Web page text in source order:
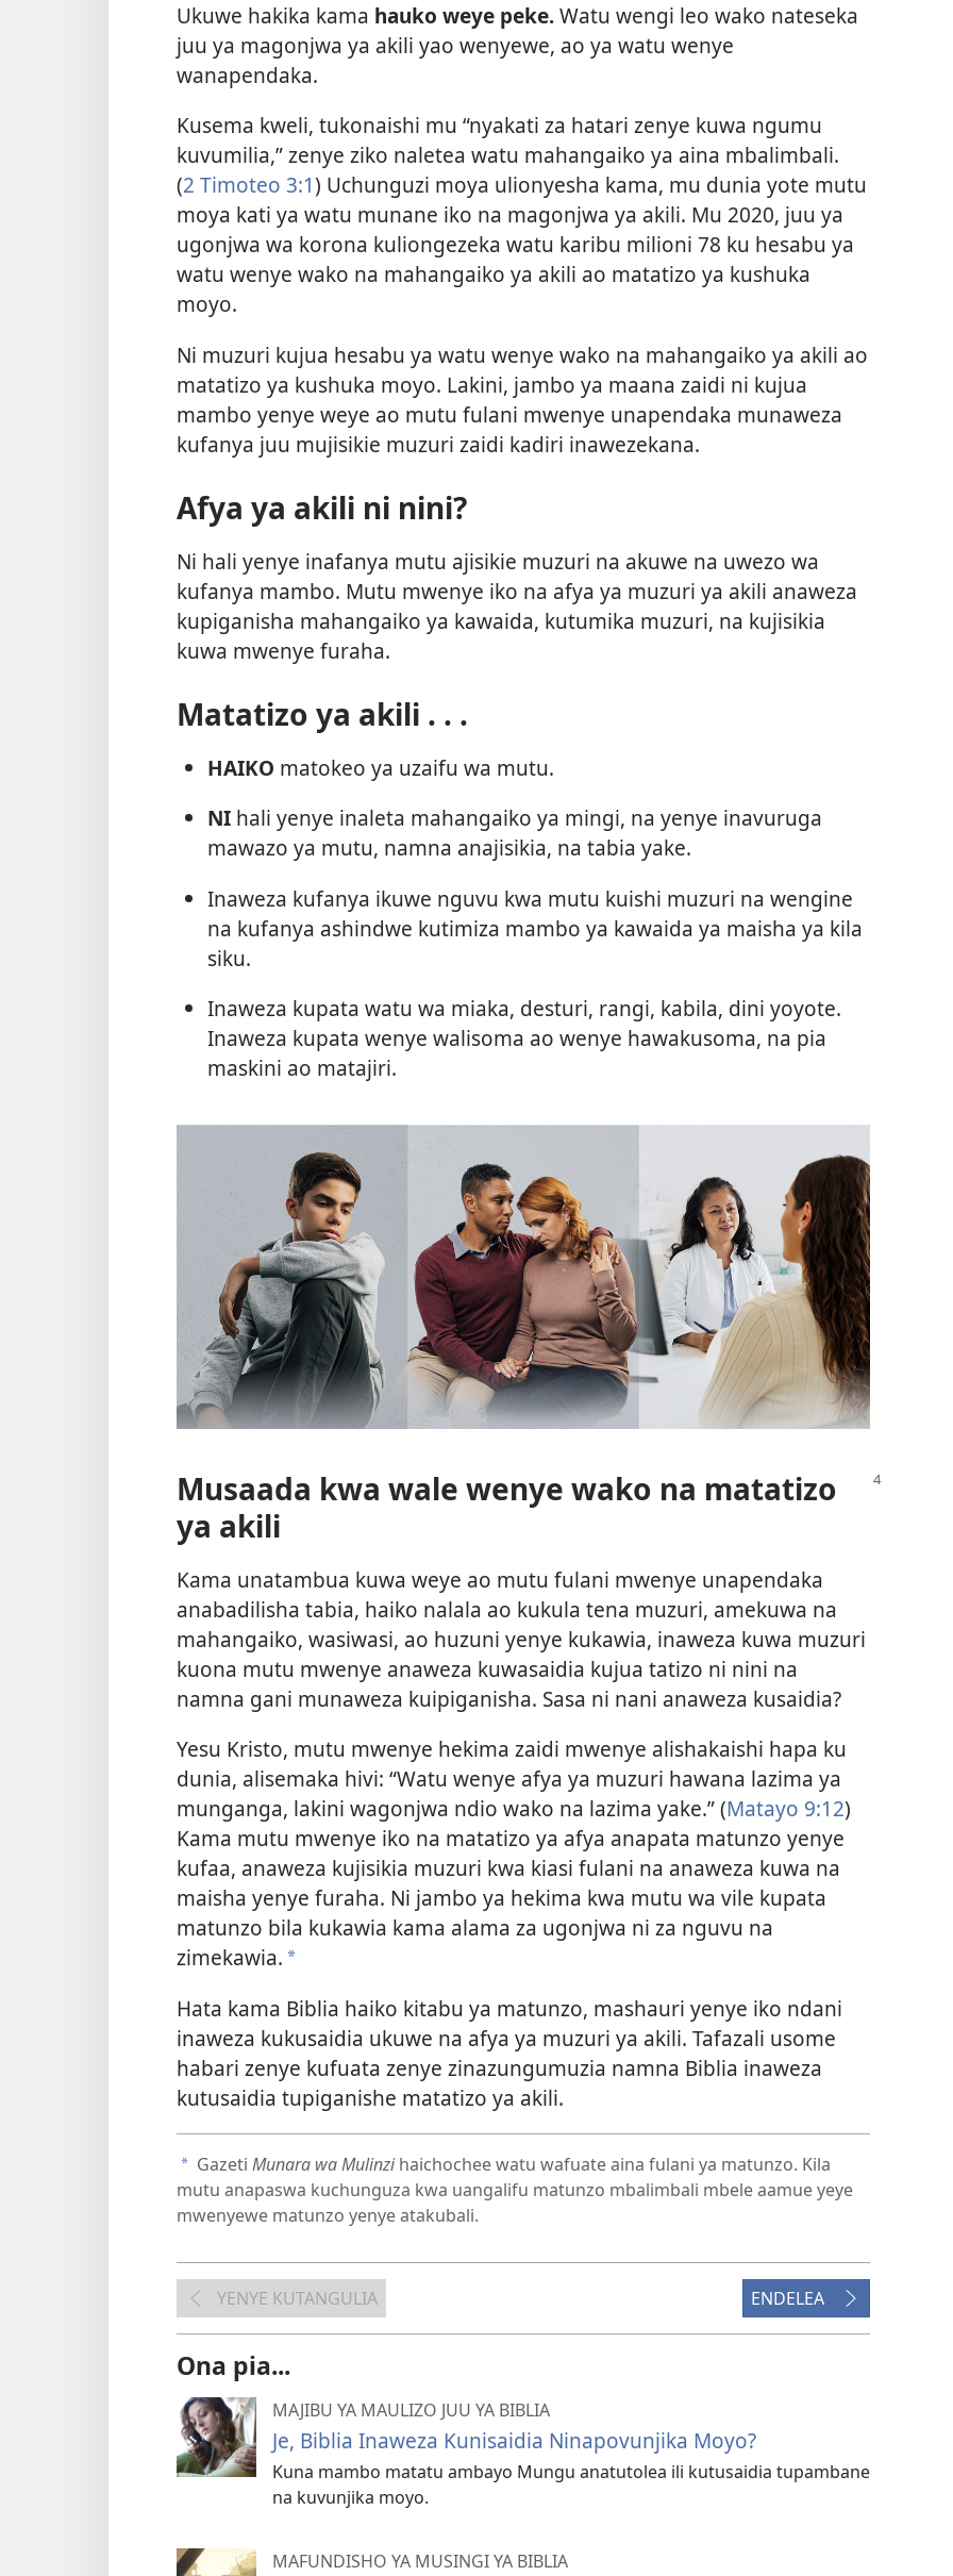
Ukuwe hakika kama hauko weye peke.Watu wengi leo wako nateseka
juu ya magonjwa ya akili yao wenyewe, ao ya watu wenye
wanapendaka.
Kusema kweli, tukonaishi mu “nyakati za hatari zenye kuwa ngumu
kuvumilia,” zenye ziko naletea watu mahangaiko ya aina mbalimbali.
(2 Timoteo 3:1) Uchunguzi moya ulionyesha kama, mu dunia yote mutu
moya kati ya watu munane iko na magonjwa ya akili. Mu 2020, juu ya
ugonjwa wa korona kuliongezeka watu karibu milioni 78 ku hesabu ya
watu wenye wako na mahangaiko ya akili ao matatizo ya kushuka
moyo.
Ni muzuri kujua hesabu ya watu wenye wako na mahangaiko ya akili ao
matatizo ya kushuka moyo. Lakini, jambo ya maana zaidi ni kujua
mambo yenye weye ao mutu fulani mwenye unapendaka munaweza
kufanya juu mujisikie muzuri zaidi kadiri inawezekana.
Afya ya akili ni nini?
Ni hali yenye inafanya mutu ajisikie muzuri na akuwe na uwezo wa
kufanya mambo. Mutu mwenye iko na afya ya muzuri ya akili anaweza
kupiganisha mahangaiko ya kawaida, kutumika muzuri, na kujisikia
kuwa mwenye furaha.
Matatizo ya akili . . .
HAIKO matokeo ya uzaifu wa mutu.
NIhali yenye inaleta mahangaiko ya mingi, na yenye inavuruga
mawazo ya mutu, namna anajisikia, na tabia yake.
Inaweza kufanya ikuwe nguvu kwa mutu kuishi muzuri na wengine
na kufanya ashindwe kutimiza mambo ya kawaida ya maisha ya kila
siku.
Inaweza kupata watu wa miaka, desturi, rangi, kabila, dini yoyote.
Inaweza kupata wenye walisoma ao wenye hawakusoma, na pia
maskini ao matajiri.
Musaada kwa wale wenye wako na matatizo
ya akili
Kama unatambua kuwa weye ao mutu fulani mwenye unapendaka
anabadilisha tabia, haiko nalala ao kukula tena muzuri, amekuwa na
mahangaiko, wasiwasi, ao huzuni yenye kukawia, inaweza kuwa muzuri
kuona mutu mwenye anaweza kuwasaidia kujua tatizo ni nini na
namna gani munaweza kuipiganisha. Sasa ni nani anaweza kusaidia?
Yesu Kristo, mutu mwenye hekima zaidi mwenye alishakaishi hapa ku
dunia, alisemaka hivi: “Watu wenye afya ya muzuri hawana lazima ya
munganga, lakini wagonjwa ndio wako na lazima yake.” (Matayo 9:12)
Kama mutu mwenye iko na matatizo ya afya anapata matunzo yenye
kufaa, anaweza kujisikia muzuri kwa kiasi fulani na anaweza kuwa na
maisha yenye furaha. Ni jambo ya hekima kwa mutu wa vile kupata
matunzo bila kukawia kama alama za ugonjwa ni za nguvu na
zimekawia. a
Hata kama Biblia haiko kitabu ya matunzo, mashauri yenye iko ndani
inaweza kukusaidia ukuwe na afya ya muzuri ya akili. Tafazali usome
habari zenye kufuata zenye zinazungumuzia namna Biblia inaweza
kutusaidia tupiganishe matatizo ya akili.
a Gazeti Munara wa Mulinzihaichochee watu wafuate aina fulani ya matunzo. Kila
mutu anapaswa kuchunguza kwa uangalifu matunzo mbalimbali mbele aamue yeye
mwenyewe matunzo yenye atakubali.
YENYE KUTANGULIA ENDELEA
Ona pia...
MAJIBU YA MAULIZO JUU YA BIBLIA
Je, Biblia Inaweza Kunisaidia Ninapovunjika Moyo?
Kuna mambo matatu ambayo Mungu anatutolea ili kutusaidia tupambane
na kuvunjika moyo.
MAFUNDISHO YA MUSINGI YA BIBLIA